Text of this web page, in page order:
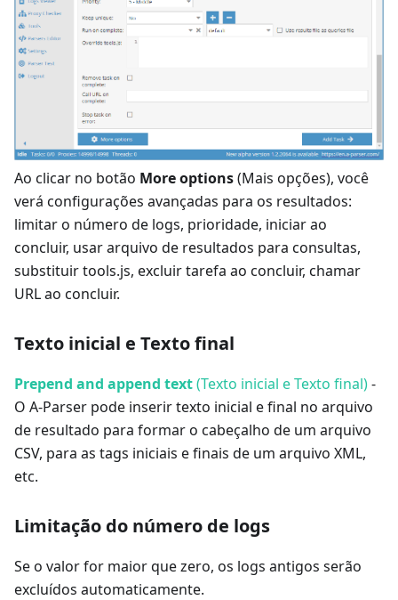
Ao clicar no botão More options(Mais opções), você
verá configurações avançadas para os resultados:
limitar o número de logs, prioridade, iniciar ao
concluir, usar arquivo de resultados para consultas,
substituir tools.js, excluir tarefa ao concluir, chamar
URL ao concluir.
Texto inicial e Texto final
Prepend and append text(Texto inicial e Texto final)-
O A-Parser pode inserir texto inicial e final no arquivo
de resultado para formar o cabeçalho de um arquivo
CSV, para as tags iniciais e finais de um arquivo XML,
etc.
Limitação do número de logs
Se o valor for maior que zero, os logs antigos serão
excluídos automaticamente.